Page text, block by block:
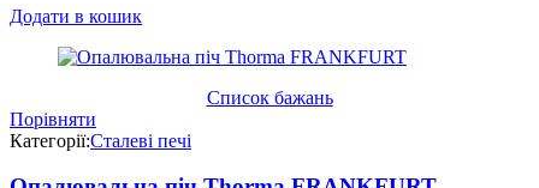
Додати в кошик
Список бажань
Порівняти
Категорії:Сталеві печі